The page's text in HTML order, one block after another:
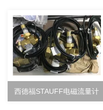
西德福STAUFF电磁流量计